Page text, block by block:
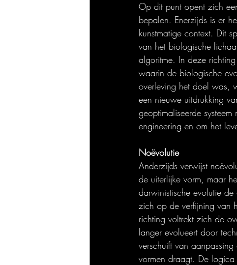
Op dit punt opent zich
bepalen. Enerzijds is er
kunstmatige context. Dit
van het biologische
algoritme. In deze
waarin de biologische
overleving het doel was,
een nieuwe uitdrukking
geoptimaliseerde
engineering en om het
Noëvolutie
Anderzijds verwijst
de uiterlijke vorm, maar
darwinistische evolutie
zich op de verfijning van
richting voltrekt zich de
langer evolueert door
verschuift van
vormen draagt. De logica